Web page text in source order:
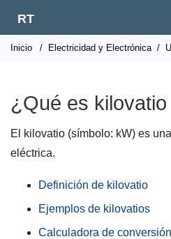
RT
Inicio / Electricidad y Electrónica /
¿Qué es
El kilovatio (símbolo: kW) es
eléctrica.
Definición de kilovatio
Ejemplos de kilovatios
Calculadora de